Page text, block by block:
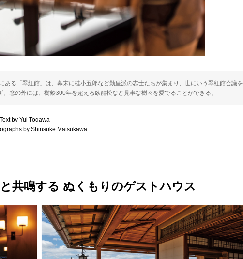
ある「翠紅館」は、幕末に桂小五郎など勤皇派の志士たちが集まり、世にいう翠紅館会議を
。窓の外には、樹齢300年を超える臥龍松など見事な樹々を愛でることができる。
by Yui Togawa
by Shinsuke Matsukawa
共鳴する ぬくもりのゲストハウス